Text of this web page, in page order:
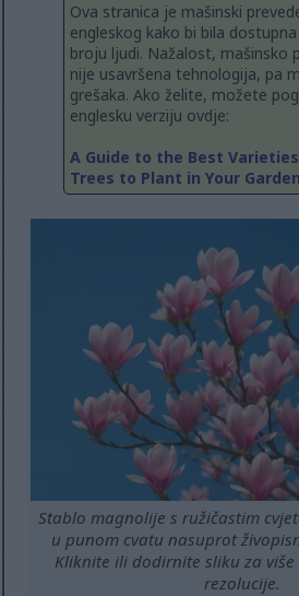
Ova stranica je mašinski
engleskog kako bi bila
broju ljudi. Nažalost, mašinsko
nije usavršena tehnologija, pa
grešaka. Ako želite, možete
englesku verziju ovdje:
A Guide to the Best
Trees to Plant in Your Garden
Stablo magnolije s ružičastim
u punom cvatu nasuprot
Kliknite ili dodirnite sliku za
rezolucije.